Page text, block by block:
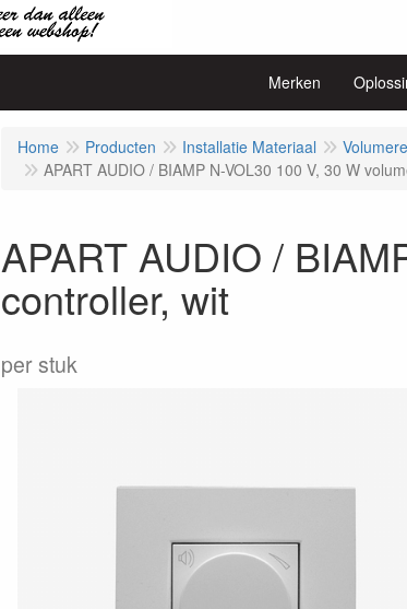
Merken
Home Producten Installatie Materiaal
APART AUDIO / BIAMP N-VOL30 100 V, 30 W
APART AUDIO /
controller, wit
per stuk